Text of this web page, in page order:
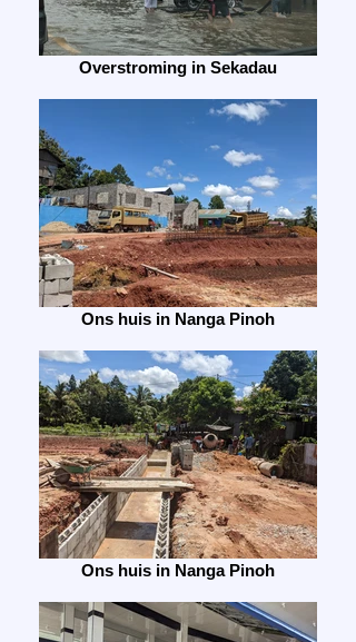
Overstroming in Sekadau
Ons huis in Nanga Pinoh
Ons huis in Nanga Pinoh